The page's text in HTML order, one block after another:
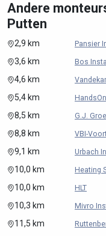
Andere
Putten
2,9 km Pansier
3,6 km Bos
4,6 km
5,4 km
8,5 km G.J.
8,8 km VBI-
9,1 km Urbach
10,0 km Heating
10,0 km HLT
10,3 km Mivro
11,5 km